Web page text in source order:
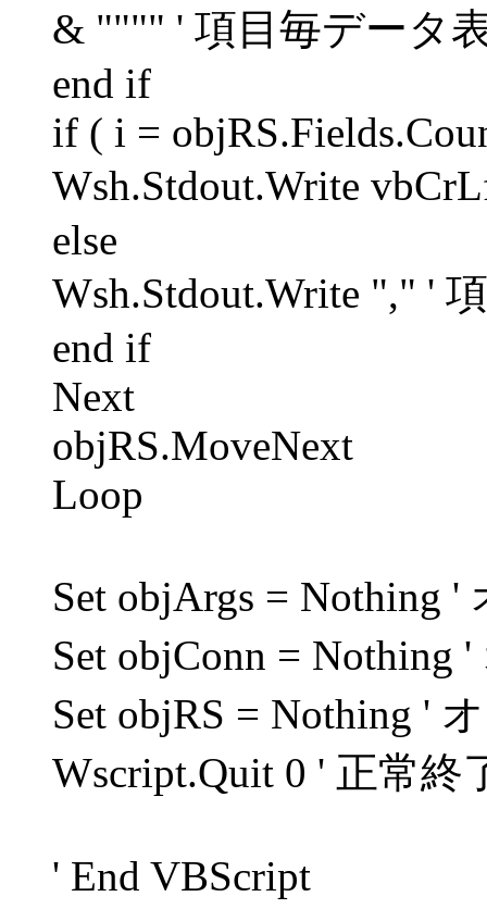
& """" ' 項目毎データ
end if
if ( i =
Wsh.Stdout.Write
else
Wsh.Stdout.Write "," '
end if
Next
objRS.MoveNext
Loop
Set objArgs = Nothing
Set objConn =
Set objRS = Nothing '
Wscript.Quit 0 ' 正常終
' End VBScript